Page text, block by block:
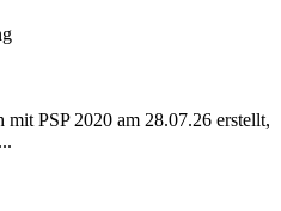
PSP 2020 am 28.07.26 erstellt,